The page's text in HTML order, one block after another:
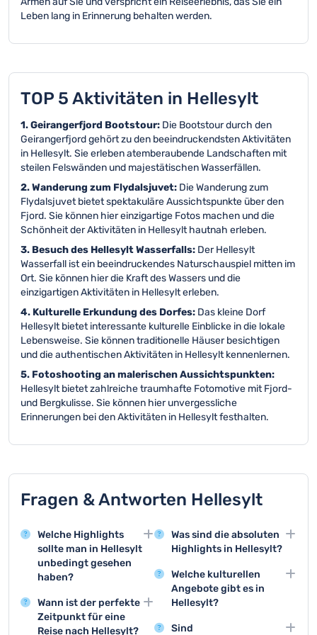
Leben lang in Erinnerung behalten werden.
TOP 5 Aktivitäten in Hellesylt
1. Geirangerfjord Bootstour: Die Bootstour durch den
Geirangerfjord gehört zu den beeindruckendsten Aktivitäten
in Hellesylt. Sie erleben atemberaubende Landschaften mit
steilen Felswänden und majestätischen Wasserfällen.
2. Wanderung zum Flydalsjuvet: Die Wanderung zum
Flydalsjuvet bietet spektakuläre Aussichtspunkte über den
Fjord. Sie können hier einzigartige Fotos machen und die
Schönheit der Aktivitäten in Hellesylt hautnah erleben.
3. Besuch des Hellesylt Wasserfalls: Der Hellesylt
Wasserfall ist ein beeindruckendes Naturschauspiel mitten im
Ort. Sie können hier die Kraft des Wassers und die
einzigartigen Aktivitäten in Hellesylt erleben.
4. Kulturelle Erkundung des Dorfes: Das kleine Dorf
Hellesylt bietet interessante kulturelle Einblicke in die lokale
Lebensweise. Sie können traditionelle Häuser besichtigen
und die authentischen Aktivitäten in Hellesylt kennenlernen.
5. Fotoshooting an malerischen Aussichtspunkten:
Hellesylt bietet zahlreiche traumhafte Fotomotive mit Fjord-
und Bergkulisse. Sie können hier unvergessliche
Erinnerungen bei den Aktivitäten in Hellesylt festhalten.
Fragen & Antworten Hellesylt
Welche Highlights
sollte man in Hellesylt
unbedingt gesehen
haben?
Hellesylt bietet
atemberaubende
Ausblicke auf den
Wann ist der perfekte
Zeitpunkt für eine
Reise nach Hellesylt?
Was sind die absoluten
Highlights in Hellesylt?
Die Top 3 Aktivitäten sind
der Besuch des
Geirangerfjords, Fjord-
Kreuzfahrten und
Wanderungen zu den
Welche kulturellen
Angebote gibt es in
Hellesylt?
Hellesylt bietet lokale
Sind